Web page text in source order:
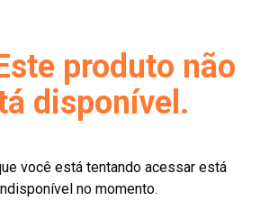
produto não
disponível.
você está tentando acessar está
no momento.